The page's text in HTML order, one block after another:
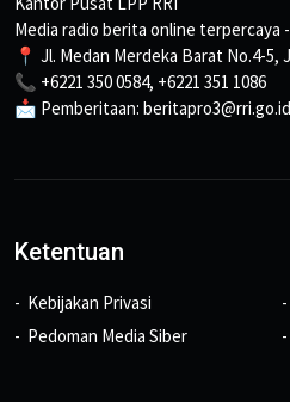
Media radio berita online terpercaya
📍 Jl. Medan Merdeka Barat No.4-5,
📞 +6221 350 0584, +6221 351 1086
📩 Pemberitaan: beritapro3@rri.go.id
Ketentuan
Kebijakan Privasi
Pedoman Media Siber